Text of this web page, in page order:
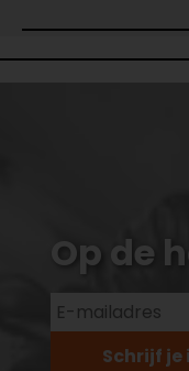
Op de
Schrijf je